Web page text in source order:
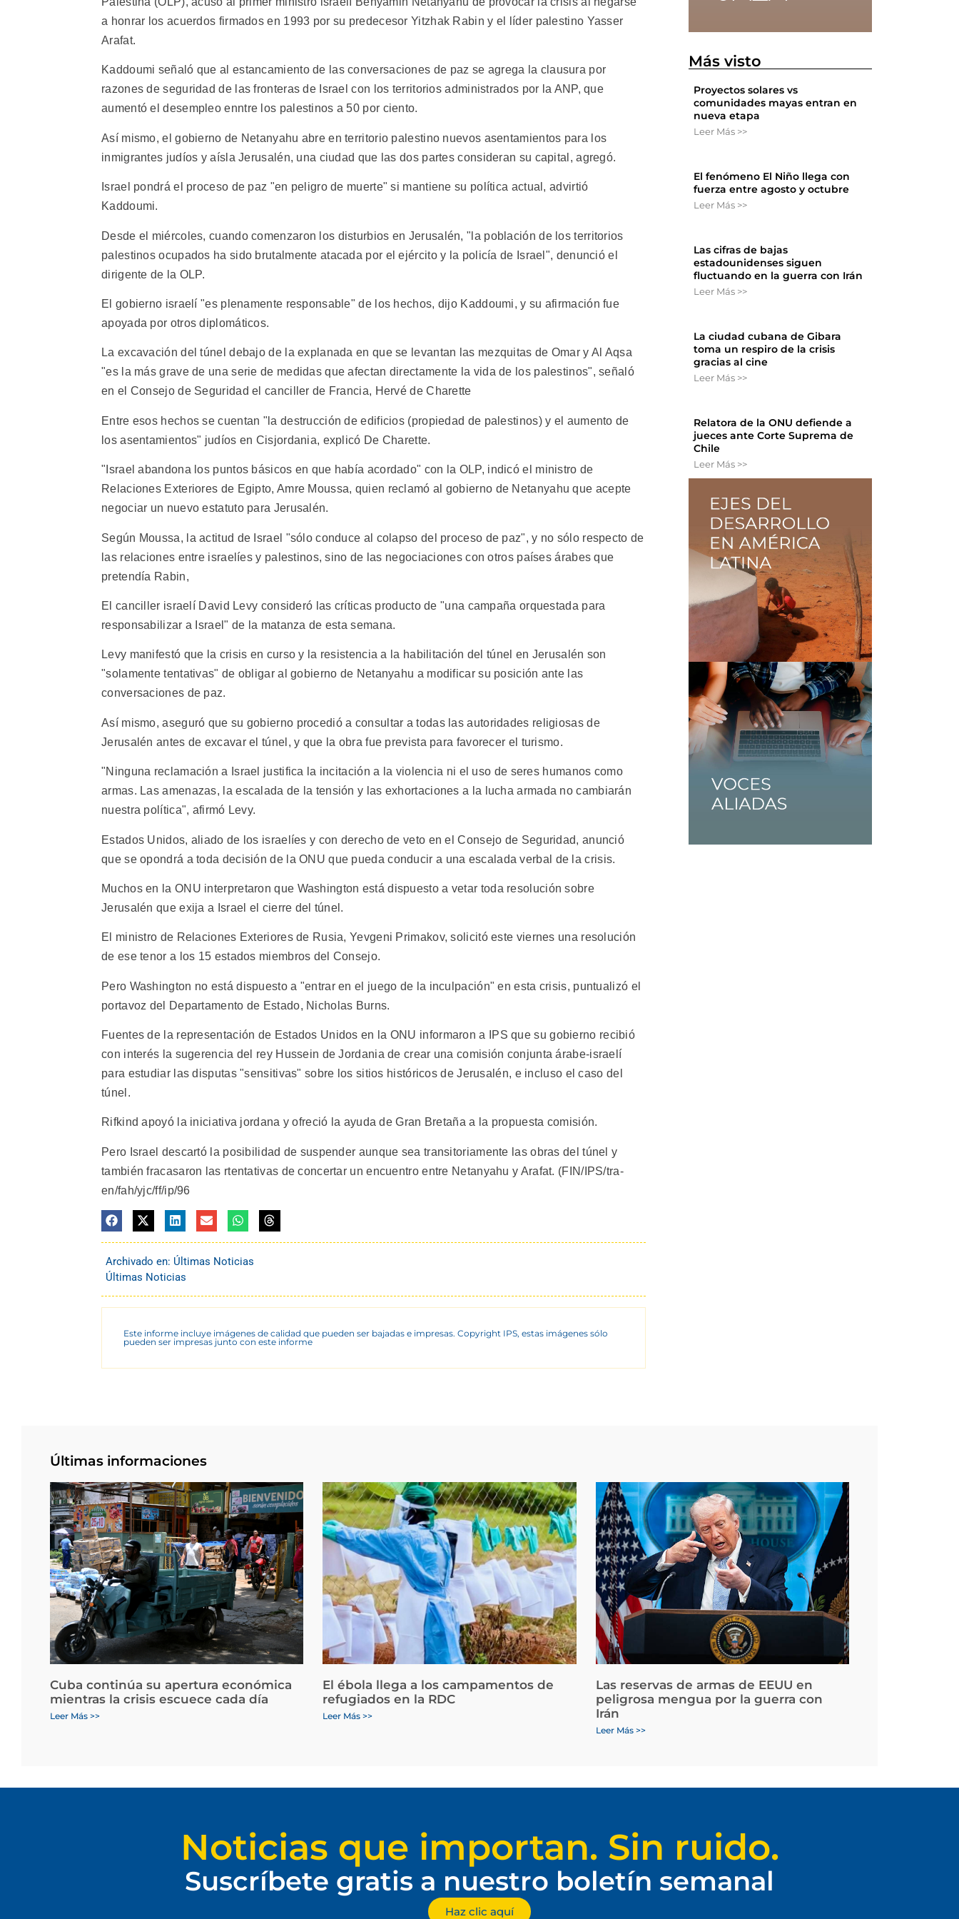
a honrar los acuerdos firmados en 1993 por su predecesor Yitzhak Rabin y el líder palestino Yasser
Arafat.
Kaddoumi señaló que al estancamiento de las conversaciones de paz se agrega la clausura por
razones de seguridad de las fronteras de Israel con los territorios administrados por la ANP, que
aumentó el desempleo enntre los palestinos a 50 por ciento.
Así mismo, el gobierno de Netanyahu abre en territorio palestino nuevos asentamientos para los
inmigrantes judíos y aísla Jerusalén, una ciudad que las dos partes consideran su capital, agregó.
Israel pondrá el proceso de paz "en peligro de muerte" si mantiene su política actual, advirtió
Kaddoumi.
Desde el miércoles, cuando comenzaron los disturbios en Jerusalén, "la población de los territorios
palestinos ocupados ha sido brutalmente atacada por el ejército y la policía de Israel", denunció el
dirigente de la OLP.
El gobierno israelí "es plenamente responsable" de los hechos, dijo Kaddoumi, y su afirmación fue
apoyada por otros diplomáticos.
La excavación del túnel debajo de la explanada en que se levantan las mezquitas de Omar y Al Aqsa
"es la más grave de una serie de medidas que afectan directamente la vida de los palestinos", señaló
en el Consejo de Seguridad el canciller de Francia, Hervé de Charette
Entre esos hechos se cuentan "la destrucción de edificios (propiedad de palestinos) y el aumento de
los asentamientos" judíos en Cisjordania, explicó De Charette.
"Israel abandona los puntos básicos en que había acordado" con la OLP, indicó el ministro de
Relaciones Exteriores de Egipto, Amre Moussa, quien reclamó al gobierno de Netanyahu que acepte
negociar un nuevo estatuto para Jerusalén.
Según Moussa, la actitud de Israel "sólo conduce al colapso del proceso de paz", y no sólo respecto de
las relaciones entre israelíes y palestinos, sino de las negociaciones con otros países árabes que
pretendía Rabin,
El canciller israelí David Levy consideró las críticas producto de "una campaña orquestada para
responsabilizar a Israel" de la matanza de esta semana.
Levy manifestó que la crisis en curso y la resistencia a la habilitación del túnel en Jerusalén son
"solamente tentativas" de obligar al gobierno de Netanyahu a modificar su posición ante las
conversaciones de paz.
Así mismo, aseguró que su gobierno procedió a consultar a todas las autoridades religiosas de
Jerusalén antes de excavar el túnel, y que la obra fue prevista para favorecer el turismo.
"Ninguna reclamación a Israel justifica la incitación a la violencia ni el uso de seres humanos como
armas. Las amenazas, la escalada de la tensión y las exhortaciones a la lucha armada no cambiarán
nuestra política", afirmó Levy.
Estados Unidos, aliado de los israelíes y con derecho de veto en el Consejo de Seguridad, anunció
que se opondrá a toda decisión de la ONU que pueda conducir a una escalada verbal de la crisis.
Muchos en la ONU interpretaron que Washington está dispuesto a vetar toda resolución sobre
Jerusalén que exija a Israel el cierre del túnel.
El ministro de Relaciones Exteriores de Rusia, Yevgeni Primakov, solicitó este viernes una resolución
de ese tenor a los 15 estados miembros del Consejo.
Pero Washington no está dispuesto a "entrar en el juego de la inculpación" en esta crisis, puntualizó el
portavoz del Departamento de Estado, Nicholas Burns.
Fuentes de la representación de Estados Unidos en la ONU informaron a IPS que su gobierno recibió
con interés la sugerencia del rey Hussein de Jordania de crear una comisión conjunta árabe-israelí
para estudiar las disputas "sensitivas" sobre los sitios históricos de Jerusalén, e incluso el caso del
túnel.
Rifkind apoyó la iniciativa jordana y ofreció la ayuda de Gran Bretaña a la propuesta comisión.
Pero Israel descartó la posibilidad de suspender aunque sea transitoriamente las obras del túnel y
también fracasaron las rtentativas de concertar un encuentro entre Netanyahu y Arafat. (FIN/IPS/tra-
en/fah/yjc/ff/ip/96
Archivado en: Últimas Noticias
Últimas Noticias
Este informe incluye imágenes de calidad que pueden ser bajadas e impresas. Copyright IPS, estas imágenes sólo
pueden ser impresas junto con este informe
Más visto
Proyectos solares vs
comunidades mayas entran en
nueva etapa
Leer Más >>
El fenómeno El Niño llega con
fuerza entre agosto y octubre
Leer Más >>
Las cifras de bajas
estadounidenses siguen
fluctuando en la guerra con Irán
Leer Más >>
La ciudad cubana de Gibara
toma un respiro de la crisis
gracias al cine
Leer Más >>
Relatora de la ONU defiende a
jueces ante Corte Suprema de
Chile
Leer Más >>
Últimas informaciones
Cuba continúa su apertura económica
mientras la crisis escuece cada día
Leer Más >>
El ébola llega a los campamentos de
refugiados en la RDC
Leer Más >>
Las reservas de armas de EEUU en
peligrosa mengua por la guerra con
Irán
Leer Más >>
Noticias que importan. Sin ruido.
Suscríbete gratis a nuestro boletín semanal
Haz clic aquí